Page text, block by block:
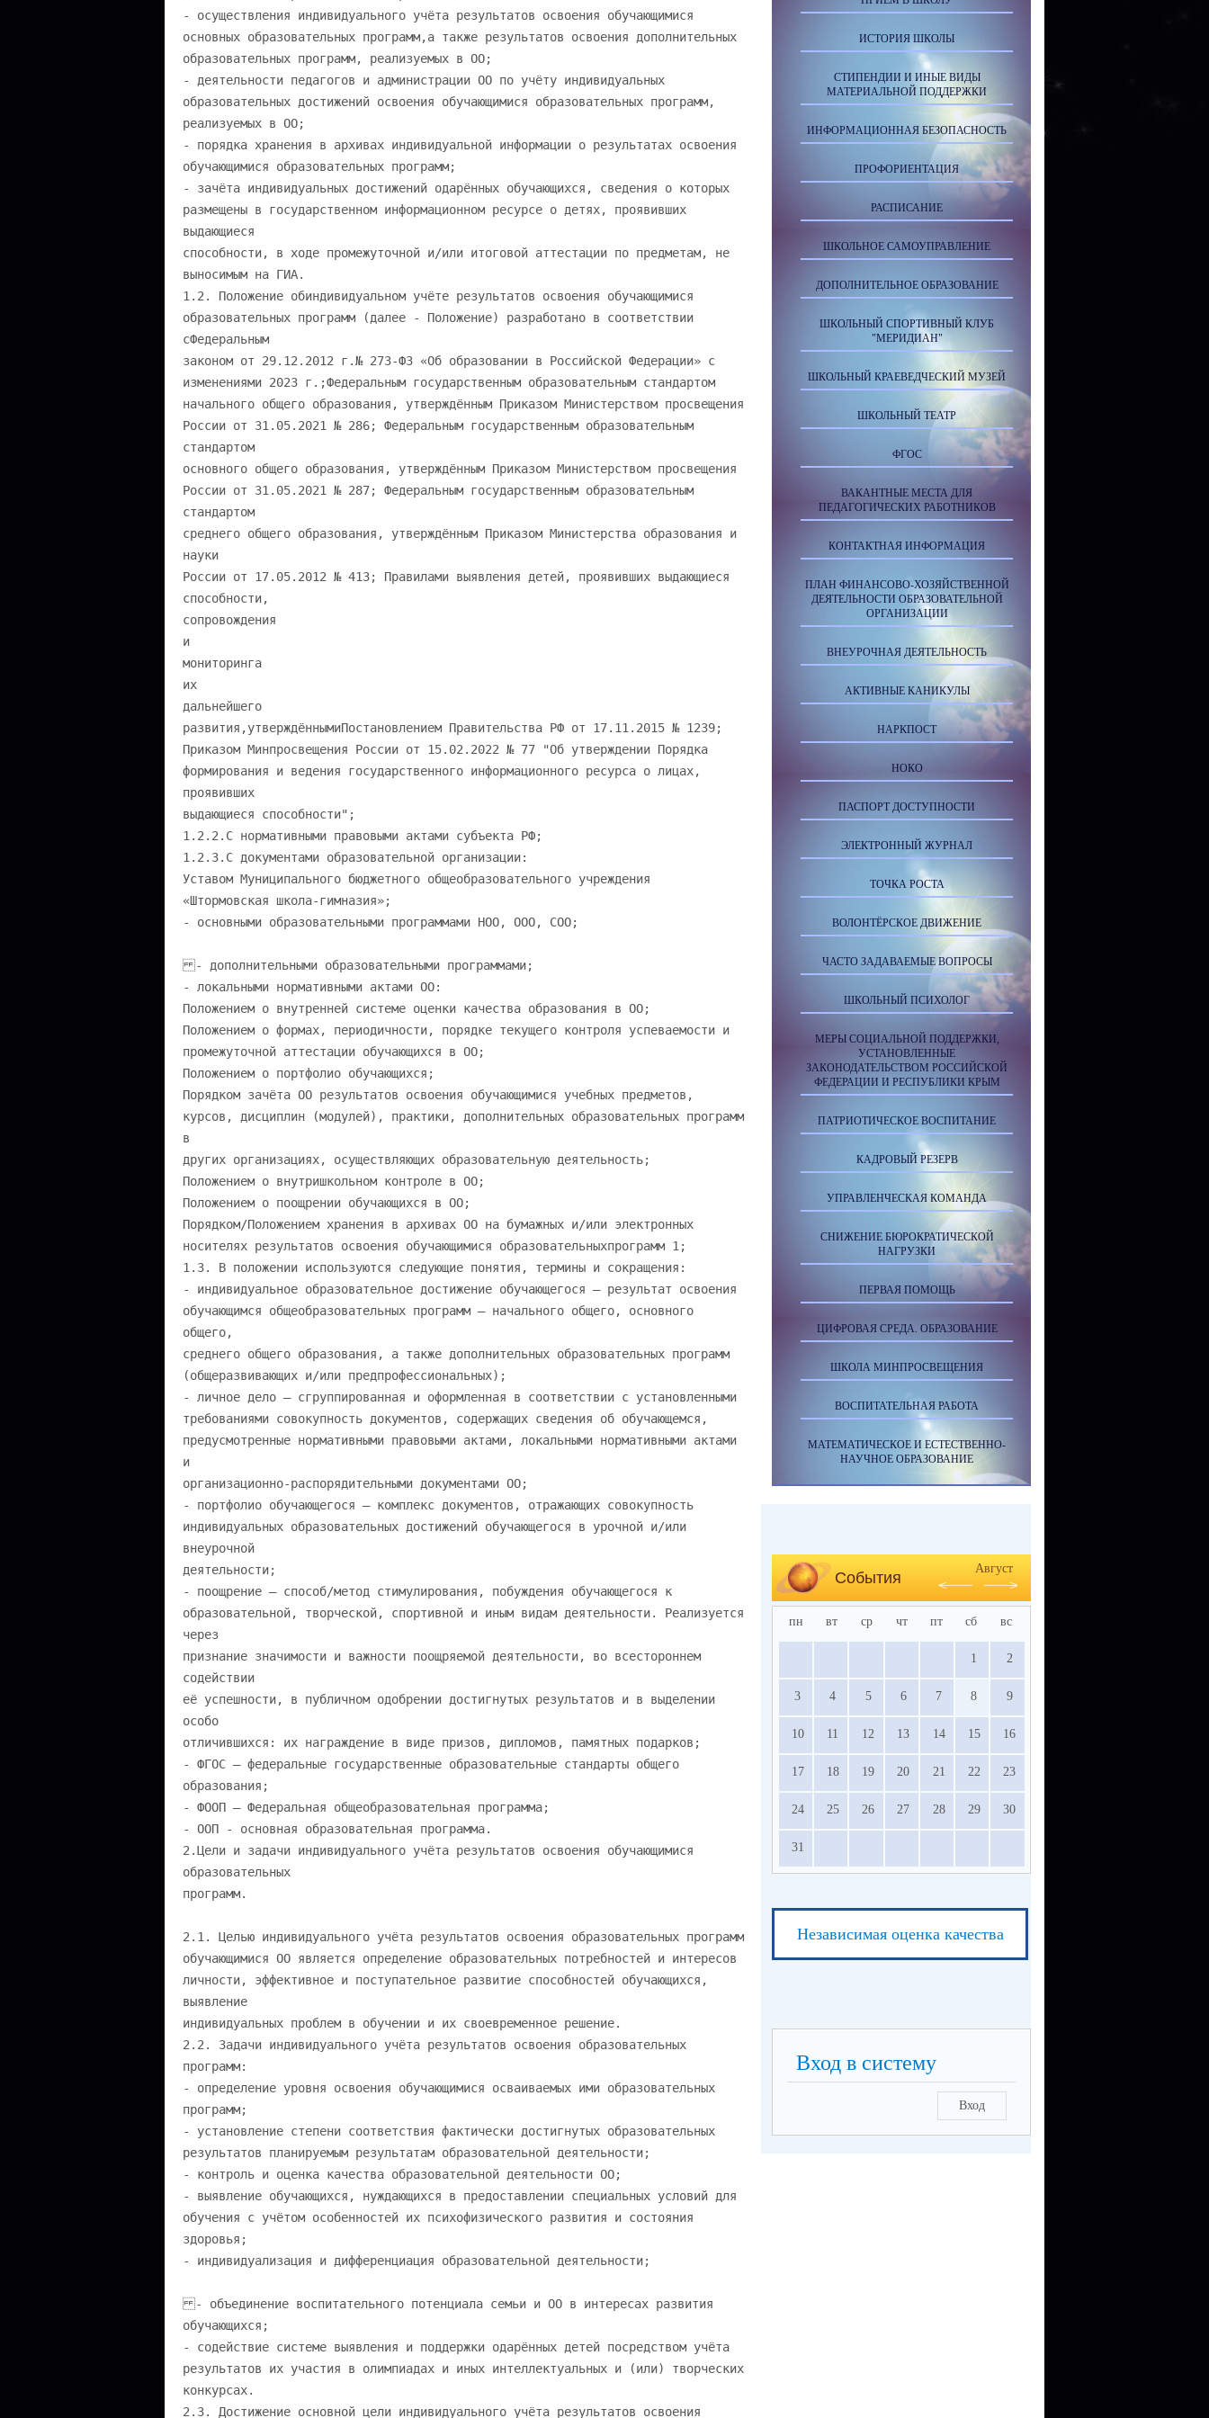
ИСТОРИЯ ШКОЛЫ
СТИПЕНДИИ И ИНЫЕ ВИДЫ
МАТЕРИАЛЬНОЙ ПОДДЕРЖКИ
ИНФОРМАЦИОННАЯ БЕЗОПАСНОСТЬ
ПРОФОРИЕНТАЦИЯ
РАСПИСАНИЕ
ШКОЛЬНОЕ САМОУПРАВЛЕНИЕ
ДОПОЛНИТЕЛЬНОЕ ОБРАЗОВАНИЕ
ШКОЛЬНЫЙ СПОРТИВНЫЙ КЛУБ
"МЕРИДИАН"
ШКОЛЬНЫЙ КРАЕВЕДЧЕСКИЙ МУЗЕЙ
ШКОЛЬНЫЙ ТЕАТР
ФГОС
ВАКАНТНЫЕ МЕСТА ДЛЯ
ПЕДАГОГИЧЕСКИХ РАБОТНИКОВ
КОНТАКТНАЯ ИНФОРМАЦИЯ
ПЛАН ФИНАНСОВО-ХОЗЯЙСТВЕННОЙ
ДЕЯТЕЛЬНОСТИ ОБРАЗОВАТЕЛЬНОЙ
ОРГАНИЗАЦИИ
ВНЕУРОЧНАЯ ДЕЯТЕЛЬНОСТЬ
АКТИВНЫЕ КАНИКУЛЫ
НАРКПОСТ
НОКО
ПАСПОРТ ДОСТУПНОСТИ
ЭЛЕКТРОННЫЙ ЖУРНАЛ
ТОЧКА РОСТА
ВОЛОНТЁРСКОЕ ДВИЖЕНИЕ
ЧАСТО ЗАДАВАЕМЫЕ ВОПРОСЫ
ШКОЛЬНЫЙ ПСИХОЛОГ
МЕРЫ СОЦИАЛЬНОЙ ПОДДЕРЖКИ,
УСТАНОВЛЕННЫЕ
ЗАКОНОДАТЕЛЬСТВОМ РОССИЙСКОЙ
ФЕДЕРАЦИИ И РЕСПУБЛИКИ КРЫМ
ПАТРИОТИЧЕСКОЕ ВОСПИТАНИЕ
КАДРОВЫЙ РЕЗЕРВ
УПРАВЛЕНЧЕСКАЯ КОМАНДА
СНИЖЕНИЕ БЮРОКРАТИЧЕСКОЙ
НАГРУЗКИ
ПЕРВАЯ ПОМОЩЬ
ЦИФРОВАЯ СРЕДА. ОБРАЗОВАНИЕ
ШКОЛА МИНПРОСВЕЩЕНИЯ
ВОСПИТАТЕЛЬНАЯ РАБОТА
МАТЕМАТИЧЕСКОЕ И ЕСТЕСТВЕННО-
НАУЧНОЕ ОБРАЗОВАНИЕ
События
Август
пн вт ср чт пт сб вс
1 2
3 4 5 6 7 8 9
10 11 12 13 14 15 16
17 18 19 20 21 22 23
24 25 26 27 28 29 30
31
Независимая оценка качества
Вход в систему
Вход